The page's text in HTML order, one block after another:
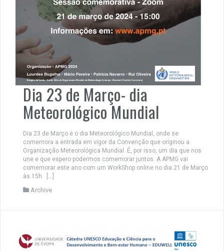
Dia 23 de Março- dia
Meteorológico Mundial
Dia 23 de Março é o dia Meteorológico Mundial, onde se
comemora a entrada em vigor da Convenção que originou a
Organização Meteorológica Mundial. É, por isso, um dia que nos
une e que espero podermos comemorar juntos. A APMG vai
comemorar este ano com um WorkShop online no dia 21 de Março
às 15h. […]
Archive